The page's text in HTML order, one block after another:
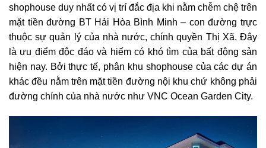
shophouse duy nhất có vị trí đắc địa khi nằm chễm chệ trên
mặt tiền đường BT Hải Hòa Bình Minh – con đường trực
thuộc sự quản lý của nhà nước, chính quyền Thị Xã. Đây
là ưu điểm độc đáo và hiếm có khó tìm của bất động sản
hiện nay. Bởi thực tế, phân khu shophouse của các dự án
khác đều nằm trên mặt tiền đường nội khu chứ không phải
đường chính của nhà nước như VNC Ocean Garden City.